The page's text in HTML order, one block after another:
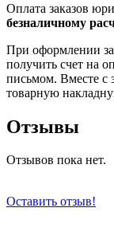
Оплата заказов
безналичному
При оформлении
получить счет на
письмом. Вместе с
товарную
Отзывы
Отзывов пока нет.
Оставить отзыв!